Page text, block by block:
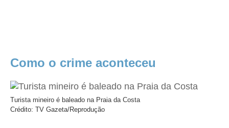
Como o crime aconteceu
Turista mineiro é baleado na Praia da Costa
Crédito: TV Gazeta/Reprodução